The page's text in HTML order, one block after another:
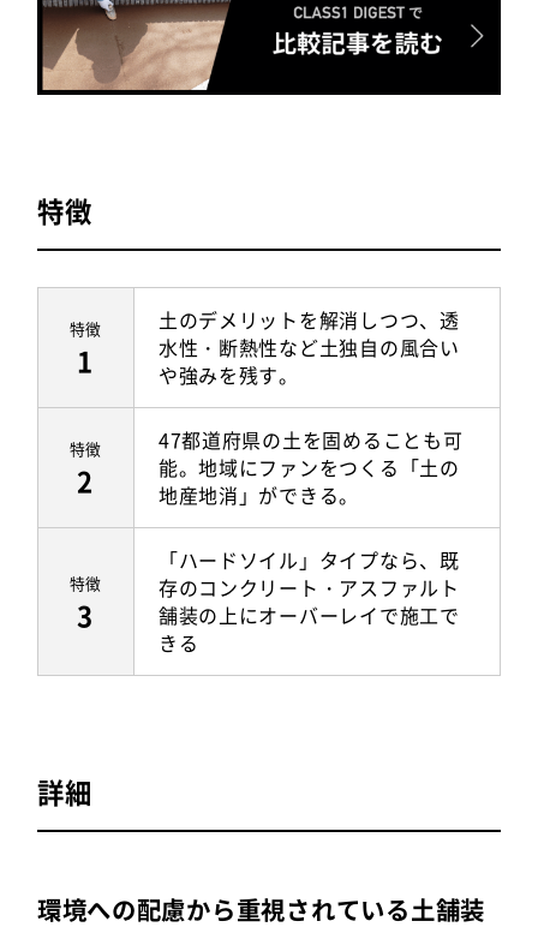
特徴
特徴
1
土のデメリットを解消しつつ、透
水性・断熱性など土独自の風合い
や強みを残す。
特徴
2
47都道府県の土を固めることも可
能。地域にファンをつくる「土の
地産地消」ができる。
特徴
3
「ハードソイル」タイプなら、既
存のコンクリート・アスファルト
舗装の上にオーバーレイで施工で
きる
詳細
環境への配慮から重視されている土舗装